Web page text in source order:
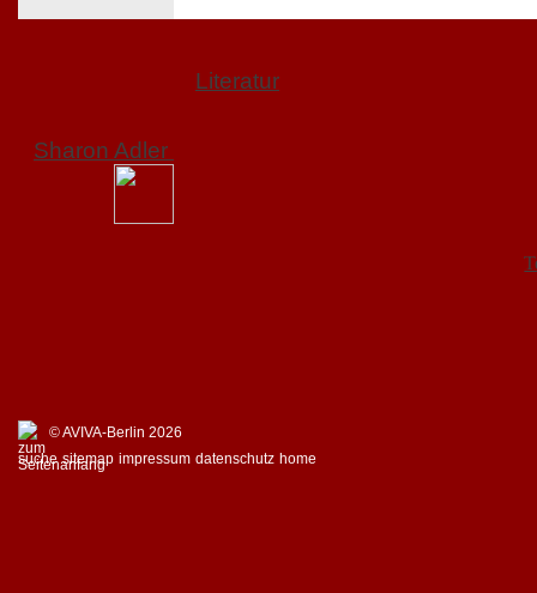
Literatur
Sharon Adler
© AVIVA-Berlin 2026
suche sitemap impressum datenschutz home